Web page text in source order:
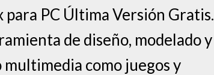
PC Última Versión Gratis.
de diseño, modelado y
como juegos y